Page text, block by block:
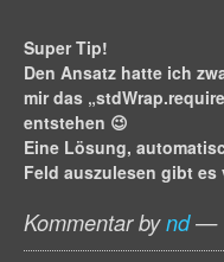
Super Tip!
Den Ansatz hatte ich
mir das
entstehen 😉
Eine Lösung,
Feld auszulesen gibt
Kommentar bynd—